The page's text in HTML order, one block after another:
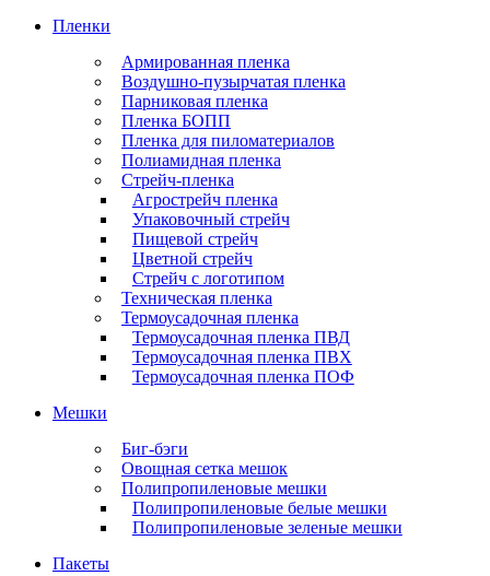
Пленки
Армированная пленка
Воздушно-пузырчатая пленка
Парниковая пленка
Пленка БОПП
Пленка для пиломатериалов
Полиамидная пленка
Стрейч-пленка
Агрострейч пленка
Упаковочный стрейч
Пищевой стрейч
Цветной стрейч
Стрейч с логотипом
Техническая пленка
Термоусадочная пленка
Термоусадочная пленка ПВД
Термоусадочная пленка ПВХ
Термоусадочная пленка ПОФ
Мешки
Биг-бэги
Овощная сетка мешок
Полипропиленовые мешки
Полипропиленовые белые мешки
Полипропиленовые зеленые мешки
Пакеты